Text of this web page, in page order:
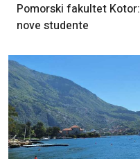
Pomorski fakultet
nove studente